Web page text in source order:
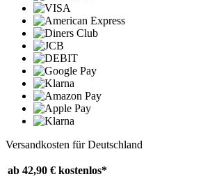
Versandkosten für Deutschland
ab 42,90 € kostenlos*